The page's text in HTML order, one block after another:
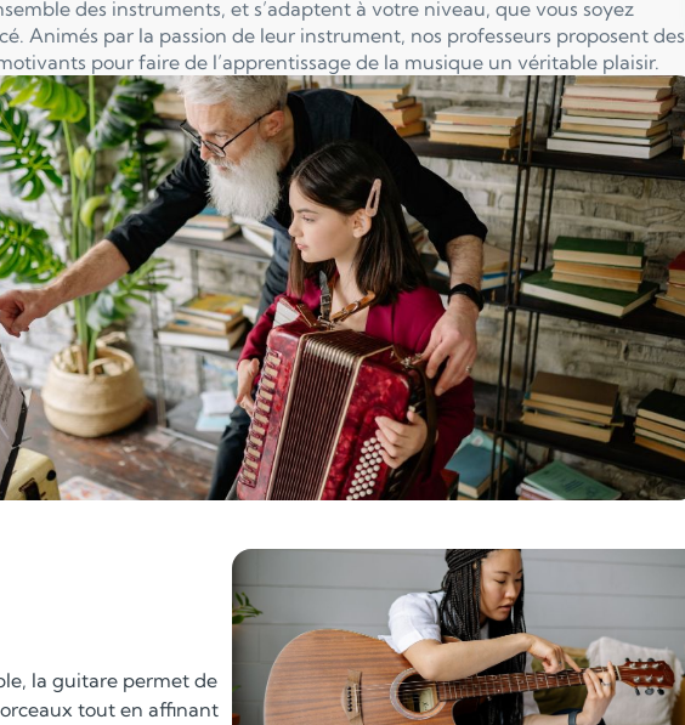
des instruments, et s’adaptent à votre niveau, que vous soyez
Animés par la passion de leur instrument, nos professeurs proposent des
pour faire de l’apprentissage de la musique un véritable plaisir.
la guitare permet de
tout en affinant